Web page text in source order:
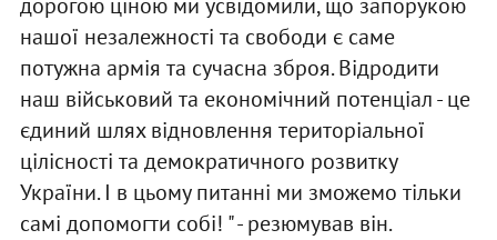
дорогою ціною ми усвідомили, що запорукою
нашої незалежності та свободи є саме
потужна армія та сучасна зброя. Відродити
наш військовий та економічний потенціал - це
єдиний шлях відновлення територіальної
цілісності та демократичного розвитку
України. І в цьому питанні ми зможемо тільки
самі допомогти собі! " - резюмував він.